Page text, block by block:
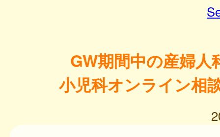
GW期間中の産婦人
小児科オンライン相